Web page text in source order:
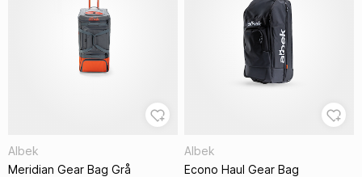
Albek
Meridian Gear Bag Grå
Albek
Econo Haul Gear Bag